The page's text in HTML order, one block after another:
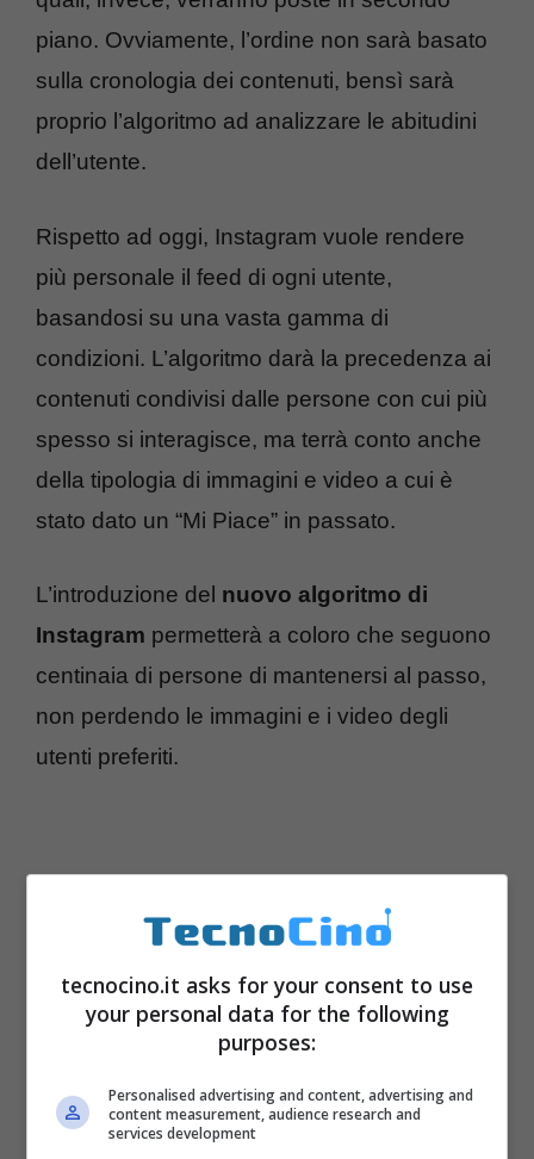
piano. Ovviamente, l’ordine non sarà basato
sulla cronologia dei contenuti, bensì sarà
proprio l’algoritmo ad analizzare le abitudini
dell’utente.
Rispetto ad oggi, Instagram vuole rendere
più personale il feed di ogni utente,
basandosi su una vasta gamma di
condizioni. L’algoritmo darà la precedenza ai
contenuti condivisi dalle persone con cui più
spesso si interagisce, ma terrà conto anche
della tipologia di immagini e video a cui è
stato dato un “Mi Piace” in passato.
L’introduzione del nuovo algoritmo di
Instagram permetterà a coloro che seguono
centinaia di persone di mantenersi al passo,
non perdendo le immagini e i video degli
utenti preferiti.
Questa importante novità verrà resa
tecnocino.it asks for your consent to use
your personal data for the following
purposes:
Personalised advertising and content, advertising and
content measurement, audience research and
services development